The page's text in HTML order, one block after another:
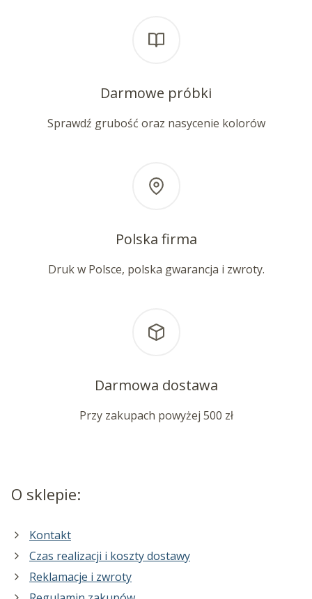
Darmowe próbki
Sprawdź grubość oraz nasycenie kolorów
Polska firma
Druk w Polsce, polska gwarancja i zwroty.
Darmowa dostawa
Przy zakupach powyżej 500 zł
O sklepie:
Kontakt
Czas realizacji i koszty dostawy
Reklamacje i zwroty